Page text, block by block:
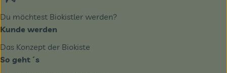
Du möchtest Biokistler werden?
Kunde werden
Das Konzept der Biokiste
So geht´s